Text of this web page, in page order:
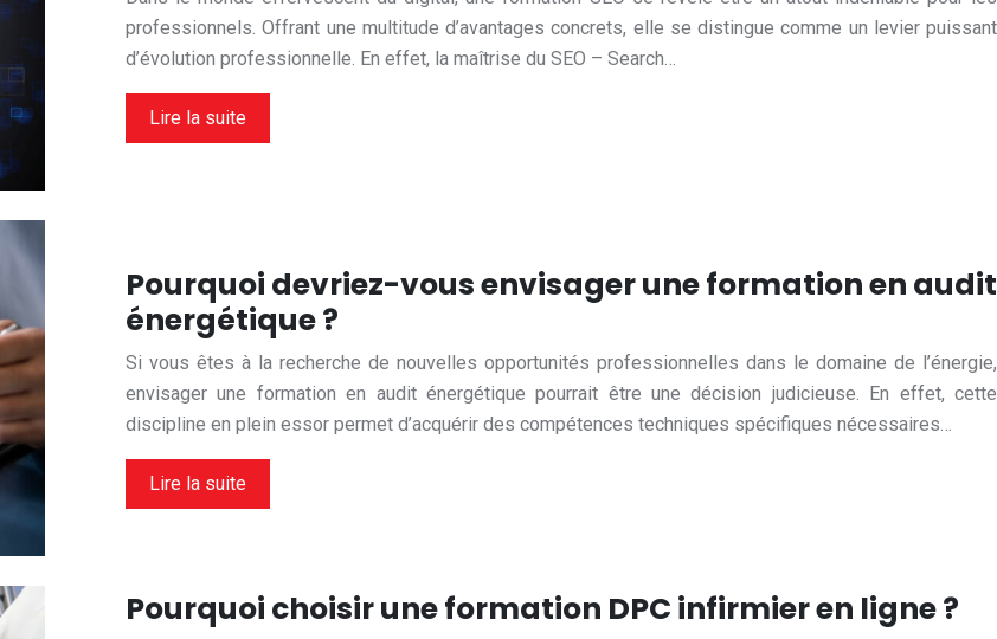
professionnels. Offrant une multitude d’avantages concrets, elle se distingue comme un levier puissant
d’évolution professionnelle. En effet, la maîtrise du SEO – Search…
Lire la suite
Pourquoi devriez-vous envisager une formation en audit
énergétique ?
Si vous êtes à la recherche de nouvelles opportunités professionnelles dans le domaine de l’énergie,
envisager une formation en audit énergétique pourrait être une décision judicieuse. En effet, cette
discipline en plein essor permet d’acquérir des compétences techniques spécifiques nécessaires…
Lire la suite
Pourquoi choisir une formation DPC infirmier en ligne ?